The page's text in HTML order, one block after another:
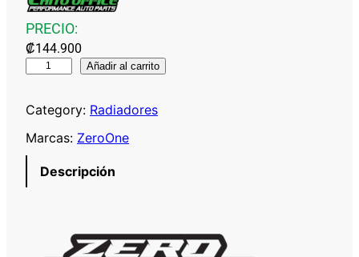
PRECIO:
₡144.900
R
O
Añadir al carrito
Category: Radiadores
Marcas: ZeroOne
Descripción